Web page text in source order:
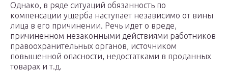
Однако, в ряде ситуаций обязанность по
компенсации ущерба наступает независимо от вины
лица в его причинении. Речь идет о вреде,
причиненном незаконными действиями работников
правоохранительных органов, источником
повышенной опасности, недостатками в проданных
товарах и т.д.